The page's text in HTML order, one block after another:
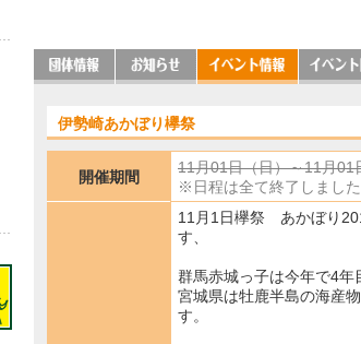
伊勢崎あかぼり欅祭
開催期間
11月01日（日）～11月01
※日程は全て終了しました
11月1日欅祭 あかぼり
す、
群馬赤城っ子は今年で4年
宮城県は牡鹿半島の海産
す。